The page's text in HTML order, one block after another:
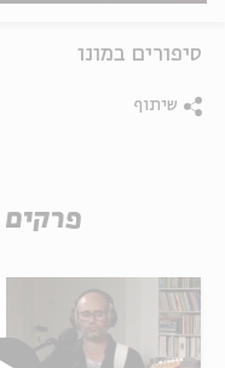
סיפורים במונו
שיתוף
פרקים